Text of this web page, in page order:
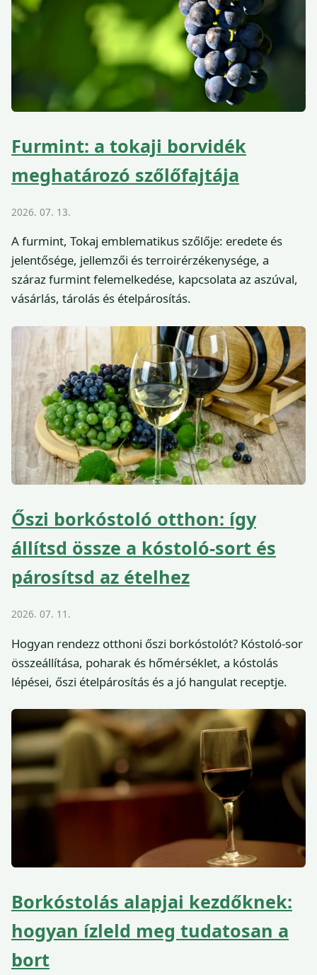
Furmint: a tokaji borvidék
meghatározó szőlőfajtája
2026. 07. 13.
A furmint, Tokaj emblematikus szőlője: eredete és
jelentősége, jellemzői és terroirérzékenysége, a
száraz furmint felemelkedése, kapcsolata az aszúval,
vásárlás, tárolás és ételpárosítás.
Őszi borkóstoló otthon: így
állítsd össze a kóstoló-sort és
párosítsd az ételhez
2026. 07. 11.
Hogyan rendezz otthoni őszi borkóstolót? Kóstoló-sor
összeállítása, poharak és hőmérséklet, a kóstolás
lépései, őszi ételpárosítás és a jó hangulat receptje.
Borkóstolás alapjai kezdőknek:
hogyan ízleld meg tudatosan a
bort